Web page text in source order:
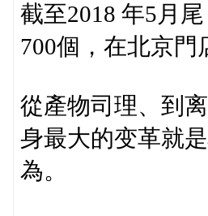
截至2018 年5月
700個，在北京門
從產物司理、到
身最大的变革就
為。